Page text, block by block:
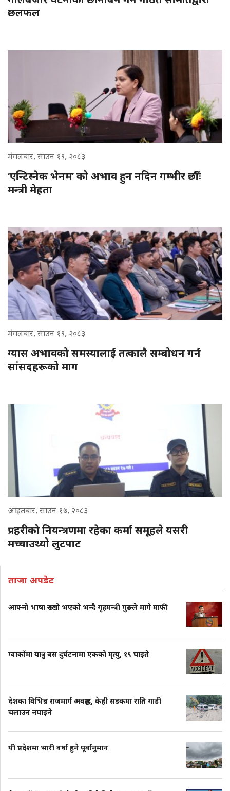
छलफल
मंगलबार, साउन १९, २०८३
‘एन्टिस्नेक भेनम’ को अभाव हुन नदिन गम्भीर छौँः
मन्त्री मेहता
मंगलबार, साउन १९, २०८३
ग्यास अभावको समस्यालाई तत्कालै सम्बोधन गर्न
सांसदहरूको माग
आइतबार, साउन १७, २०८३
प्रहरीको नियन्त्रणमा रहेका कर्मा समूहले यसरी
मच्चाउथ्यो लुटपाट
ताजा अपडेट
आफ्नो भाषा रुख्खो भएको भन्दै गृहमन्त्री गुरुङले मागे माफी
ग्वार्कोमा यात्रु बस दुर्घटनामा एकको मृत्यु, १९ घाइते
देशका विभिन्न राजमार्ग अवरुद्ध, केही सडकमा राति गाडी
चलाउन नपाइने
यी प्रदेशमा भारी वर्षा हुने पूर्वानुमान